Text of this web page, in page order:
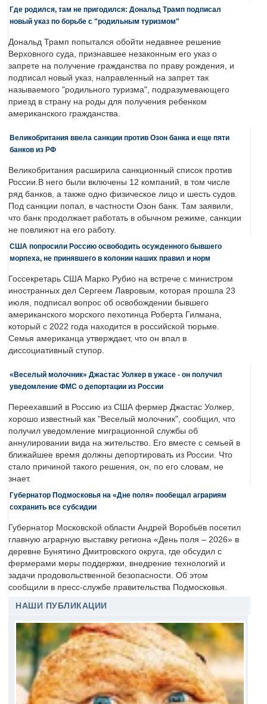
Где родился, там не пригодился: Дональд Трамп подписал
новый указ по борьбе с "родильным туризмом"
Дональд Трамп попытался обойти недавнее решение
Верховного суда, признавшее незаконным его указ о
запрете на получение гражданства по праву рождения, и
подписал новый указ, направленный на запрет так
называемого "родильного туризма", подразумевающего
приезд в страну на роды для получения ребенком
американского гражданства.
Великобритания ввела санкции против Озон банка и еще пяти
банков из РФ
Великобритания расширила санкционный список против
России.В него были включены 12 компаний, в том числе
ряд банков, а также одно физическое лицо и шесть судов.
Под санкции попал, в частности Озон банк. Там заявили,
что банк продолжает работать в обычном режиме, санкции
не повлияют на его работу.
США попросили Россию освободить осужденного бывшего
морпеха, не принявшего в колонии наших правил и норм
Госсекретарь США Марко Рубио на встрече с министром
иностранных дел Сергеем Лавровым, которая прошла 23
июля, подписал вопрос об освобождении бывшего
американского морского пехотинца Роберта Гилмана,
который с 2022 года находится в российской тюрьме.
Семья американца утверждает, что он впал в
диссоциативный ступор.
«Веселый молочник» Джастас Уолкер в ужасе - он получил
уведомление ФМС о депортации из России
Переехавший в Россию из США фермер Джастас Уолкер,
хорошо известный как "Веселый молочник", сообщил, что
получил уведомление миграционной службы об
аннулировании вида на жительство. Его вместе с семьей в
ближайшее время должны депортировать из России. Что
стало причиной такого решения, он, по его словам, не
знает.
Губернатор Подмосковья на «Дне поля» пообещал аграриям
сохранить все субсидии
Губернатор Московской области Андрей Воробьёв посетил
главную аграрную выставку региона «День поля – 2026» в
деревне Бунятино Дмитровского округа, где обсудил с
фермерами меры поддержки, внедрение технологий и
задачи продовольственной безопасности. Об этом
сообщили в пресс-службе правительства Подмосковья.
НАШИ ПУБЛИКАЦИИ